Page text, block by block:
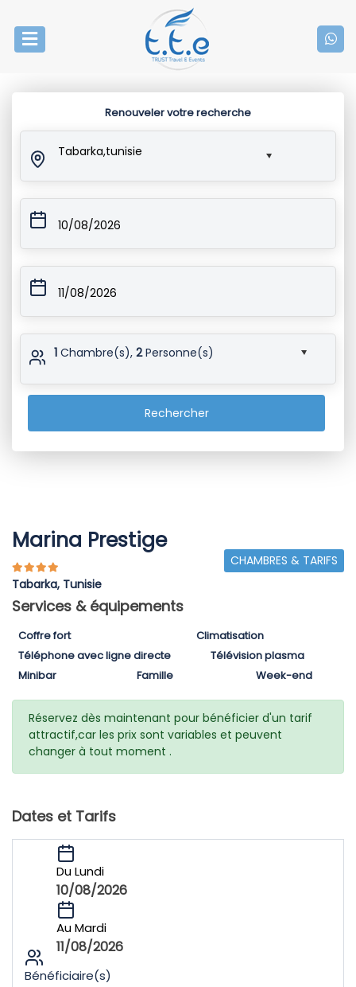
Renouveler votre recherche
Tabarka,tunisie
10/08/2026
11/08/2026
1 Chambre(s),2Personne(s)
Rechercher
Marina Prestige
Tabarka, Tunisie
CHAMBRES & TARIFS
Services & équipements
Coffre fort
Climatisation
Téléphone avec ligne directe
Télévision plasma
Minibar
Famille Week-end
Réservez dès maintenant pour bénéficier d'un tarif
attractif,car les prix sont variables et peuvent
changer à tout moment .
Dates et Tarifs
Du Lundi
10/08/2026
Au Mardi
11/08/2026
Bénéficiaire(s)